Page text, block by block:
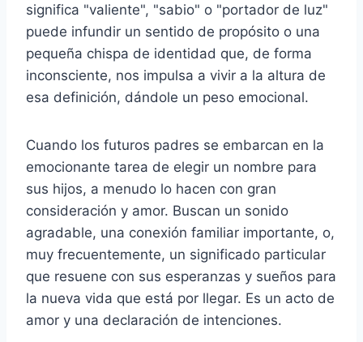
significa "valiente", "sabio" o "portador de luz"
puede infundir un sentido de propósito o una
pequeña chispa de identidad que, de forma
inconsciente, nos impulsa a vivir a la altura de
esa definición, dándole un peso emocional.
Cuando los futuros padres se embarcan en la
emocionante tarea de elegir un nombre para
sus hijos, a menudo lo hacen con gran
consideración y amor. Buscan un sonido
agradable, una conexión familiar importante, o,
muy frecuentemente, un significado particular
que resuene con sus esperanzas y sueños para
la nueva vida que está por llegar. Es un acto de
amor y una declaración de intenciones.